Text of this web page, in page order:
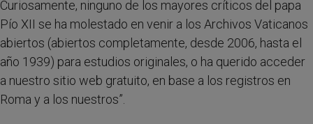
Curiosamente, ninguno de los mayores críticos del papa
Pío XII se ha molestado en venir a los Archivos Vaticanos
abiertos (abiertos completamente, desde 2006, hasta el
año 1939) para estudios originales, o ha querido acceder
a nuestro sitio web gratuito, en base a los registros en
Roma y a los nuestros”.